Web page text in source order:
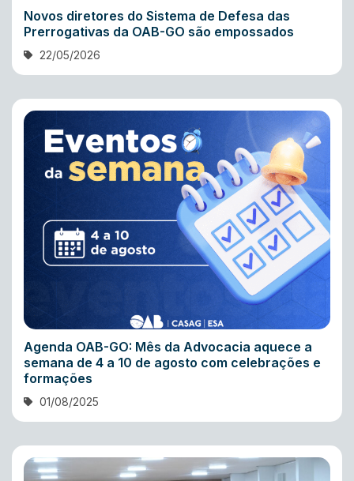
Novos diretores do Sistema de Defesa das
Prerrogativas da OAB-GO são empossados
22/05/2026
Agenda OAB-GO: Mês da Advocacia aquece a
semana de 4 a 10 de agosto com celebrações e
formações
01/08/2025